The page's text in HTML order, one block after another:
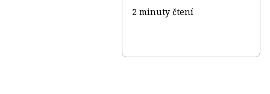
2 minuty čtení